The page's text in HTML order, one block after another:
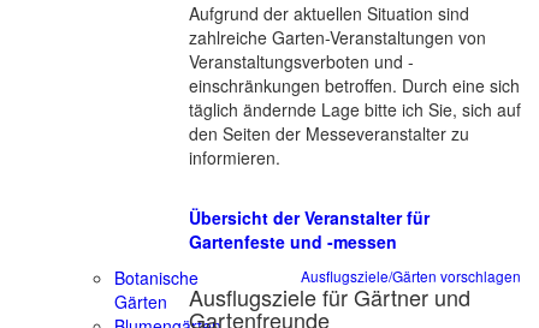
Aufgrund der aktuellen Situation sind
zahlreiche Garten-Veranstaltungen von
Veranstaltungsverboten und -
einschränkungen betroffen. Durch eine sich
täglich ändernde Lage bitte ich Sie, sich auf
den Seiten der Messeveranstalter zu
informieren.
Übersicht der Veranstalter für
Gartenfeste und -messen
Botanische
Gärten
Ausflugsziele/Gärten vorschlagen
Ausflugsziele für Gärtner und
Gartenfreunde